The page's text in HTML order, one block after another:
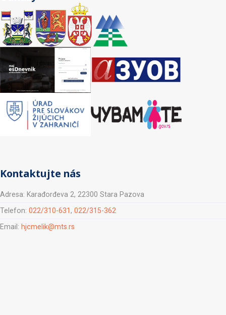
Kontaktujte nás
Adresa: Karađorđeva 2, 22300 Stara Pazova
Telefon: 022/310-631, 022/315-362
Email: hjcmelik@mts.rs